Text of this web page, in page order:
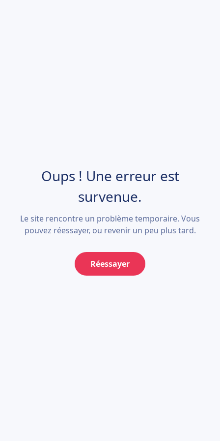
Oups ! Une erreur est
survenue.
Le site rencontre un problème temporaire. Vous
pouvez réessayer, ou revenir un peu plus tard.
Réessayer